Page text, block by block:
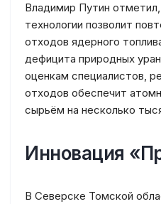
Владимир Путин
технологии позволит
отходов ядерного
дефицита природных
оценкам специалистов,
отходов обеспечит
сырьём на несколько
Инновация
В Северске Томской